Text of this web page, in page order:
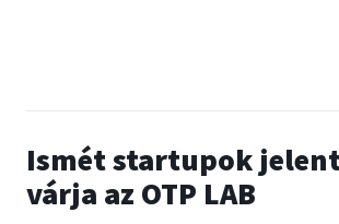
Ismét startupok
várja az OTP LAB